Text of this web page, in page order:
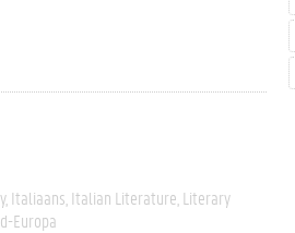
Italiaans Italian Literature Literary
Europa